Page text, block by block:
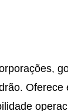
Oferece